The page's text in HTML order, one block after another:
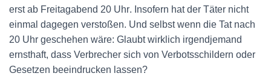
erstab Freitagabend 20 Uhr. Insofern hat der Täter nicht
einmal dagegen verstoßen. Und selbst wenn die Tat nach
20 Uhr geschehen wäre: Glaubt wirklich irgendjemand
ernsthaft, dass Verbrecher sich von Verbotsschildern oder
Gesetzen beeindrucken lassen?